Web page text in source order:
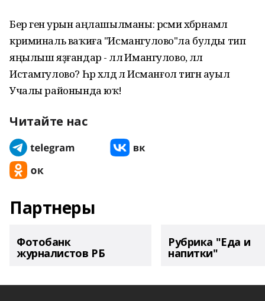
Бер генә урын аңлашылманы: рәсми хәбәрнамәлә
криминаль ваҡиға "Исмангулово"ла булды тип
яңылыш яҙғандар - әллә Имангулово, әллә
Истамгулово? Һәр хәлдә лә Исманғол тигән ауыл
Учалы районында юҡ!
Читайте нас
Партнеры
Фотобанк
журналистов РБ
Рубрика "Еда и
напитки"